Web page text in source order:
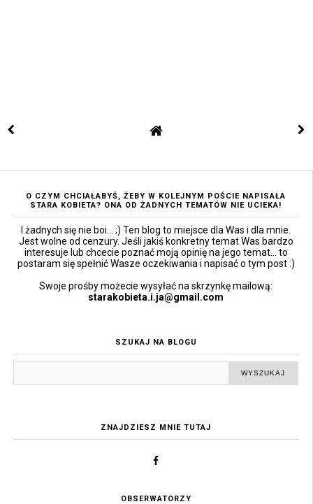
O CZYM CHCIAŁABYŚ, ŻEBY W KOLEJNYM POŚCIE NAPISAŁA
STARA KOBIETA? ONA OD ŻADNYCH TEMATÓW NIE UCIEKA!
I żadnych się nie boi... ;) Ten blog to miejsce dla Was i dla mnie.
Jest wolne od cenzury. Jeśli jakiś konkretny temat Was bardzo
interesuje lub chcecie poznać moją opinię na jego temat... to
postaram się spełnić Wasze oczekiwania i napisać o tym post :)
Swoje prośby możecie wysyłać na skrzynkę mailową:
starakobieta.i.ja@gmail.com
SZUKAJ NA BLOGU
ZNAJDZIESZ MNIE TUTAJ
OBSERWATORZY